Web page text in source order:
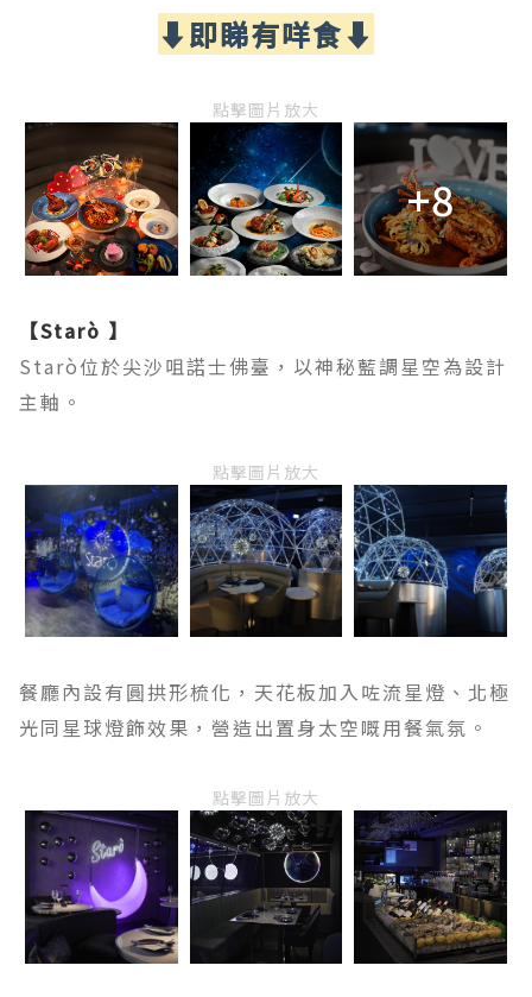
⬇️即睇有咩食⬇️
點擊圖片放大
+8
【Starò 】
Starò位於尖沙咀諾士佛臺，以神秘藍調星空為設計
主軸。
點擊圖片放大
餐廳內設有圓拱形梳化，天花板加入咗流星燈、北極
光同星球燈飾效果，營造出置身太空嘅用餐氣氛。
點擊圖片放大